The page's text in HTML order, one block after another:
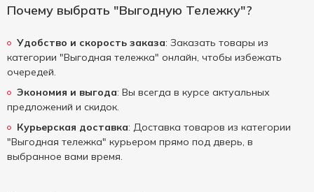
Почему выбрать "Выгодную Тележку"?
Удобство и скорость заказа: Заказать товары из
категории "Выгодная тележка" онлайн, чтобы избежать
очередей.
Экономия и выгода: Вы всегда в курсе актуальных
предложений и скидок.
Курьерская доставка: Доставка товаров из категории
"Выгодная тележка" курьером прямо под дверь, в
выбранное вами время.